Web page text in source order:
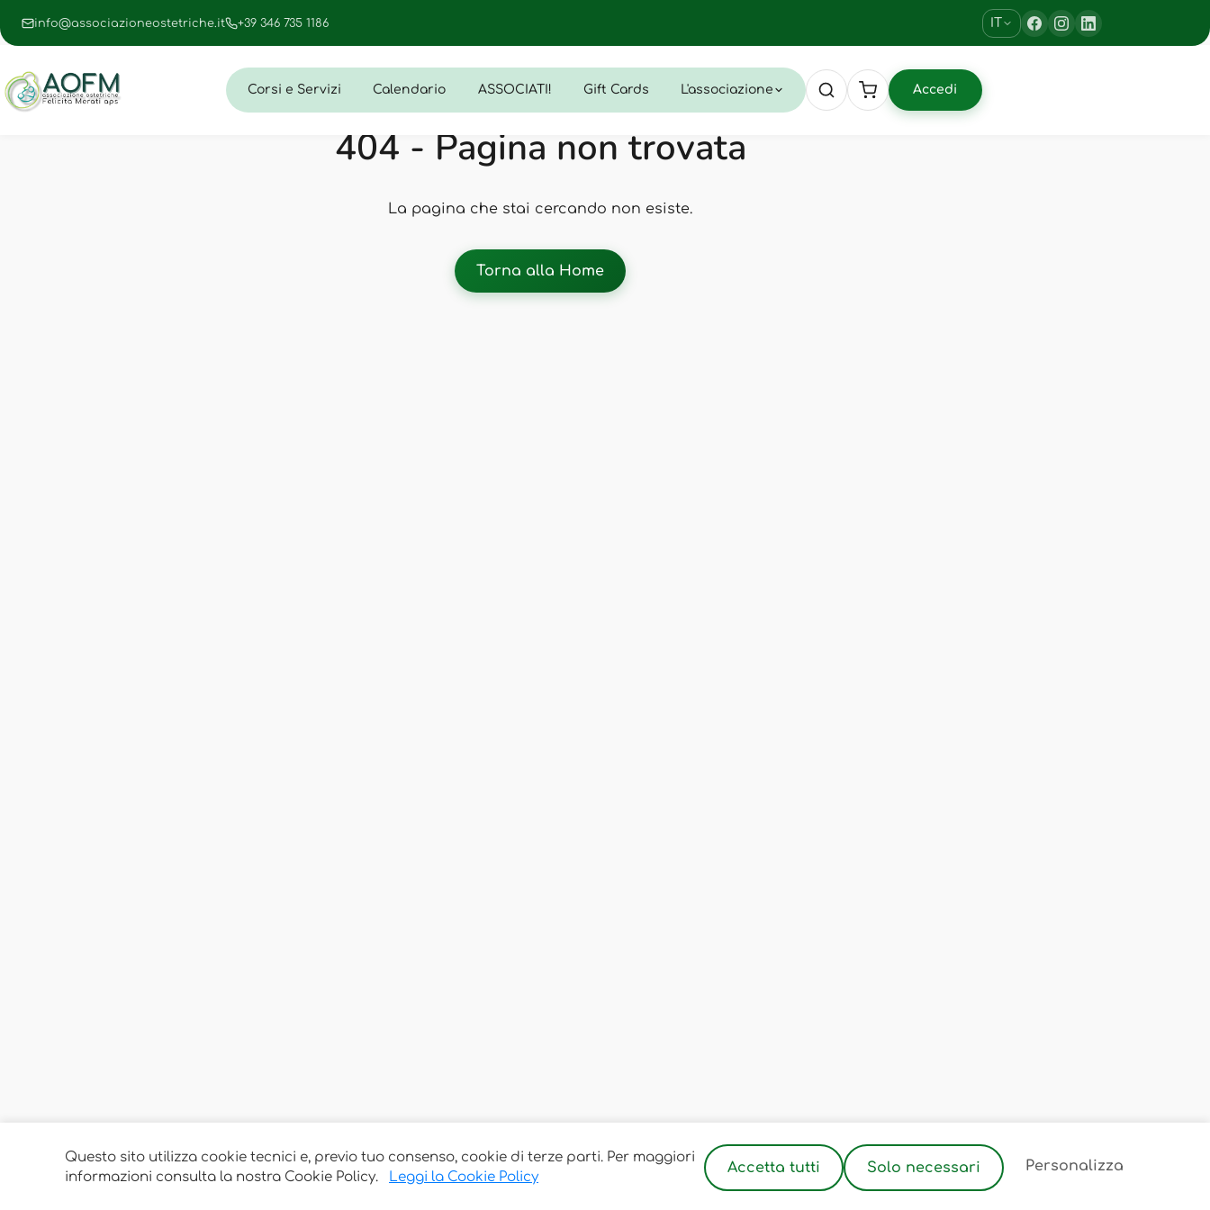
info@associazioneostetriche.it +39 346 735 1186 IT
Corsi e Servizi Calendario ASSOCIATI! Gift Cards L'associazione Accedi
404 - Pagina non trovata
La pagina che stai cercando non esiste.
Torna alla Home
Questo sito utilizza cookie tecnici e, previo tuo consenso, cookie di terze parti. Per maggiori
informazioni consulta la nostra Cookie Policy.
Leggi la Cookie Policy
Accetta tutti Solo necessari Personalizza